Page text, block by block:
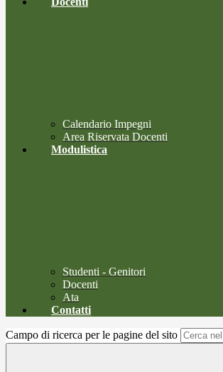
Calendario Impegni
Area Riservata Docenti
Modulistica
Studenti - Genitori
Docenti
Ata
Contatti
Campo di ricerca per le pagine del sito